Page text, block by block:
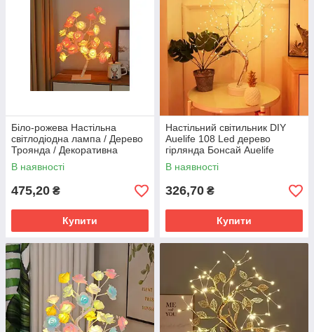
Біло-рожева Настільна
світлодіодна лампа / Дерево
Троянда / Декоративна
настільна лампа для дому
В наявності
475,20 ₴
Купити
Настільний світильник DIY
Auelife 108 Led дерево
гірлянда Бонсай Auelife
Тепле світло
В наявності
326,70 ₴
Купити